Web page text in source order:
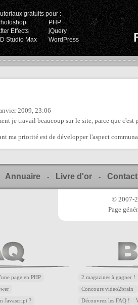
gratuits pour :
PHP
Effects
jQuery
Studio Max
WordPress
2009, 23:06
je travail beaucoup sur le site, parce que c'est
ma priorité est de développer l'aspect
Annuaire - Livre d'or - Contact
© 2007-
Page
page en PHP
Javascript ?
2 magazines à gagner !
Concours video2brain
Découvrez les FAQ !